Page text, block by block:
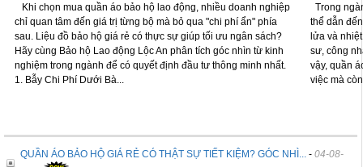
Khi chọn mua quần áo bảo hộ lao động, nhiều doanh nghiệp
chỉ quan tâm đến giá trị từng bộ mà bỏ qua "chi phí ẩn" phía
sau. Liệu đồ bảo hộ giá rẻ có thực sự giúp tối ưu ngân sách?
Hãy cùng Bảo hộ Lao động Lộc An phân tích góc nhìn từ kinh
nghiệm trong ngành để có quyết định đầu tư thông minh nhất.
1. Bẫy Chi Phí Dưới Bà...
Trong
thể dẫn
lửa và
sư, công
vậy, quần
việc mà
QUẦN ÁO BẢO HỘ GIÁ RẺ CÓ THẬT SỰ TIẾT KIỆM? GÓC NHÌ... - 04-08-